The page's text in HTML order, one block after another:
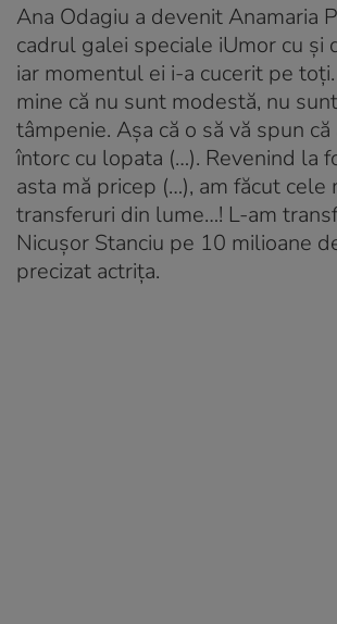
Ana Odagiu a devenit Anamaria
cadrul galei speciale iUmor cu și
iar momentul ei i-a cucerit pe
mine că nu sunt modestă, nu
tâmpenie. Așa că o să vă spun
întorc cu lopata (…). Revenind la
asta mă pricep (…), am făcut cele
transferuri din lume…! L-am
Nicușor Stanciu pe 10 milioane
precizat actrița.